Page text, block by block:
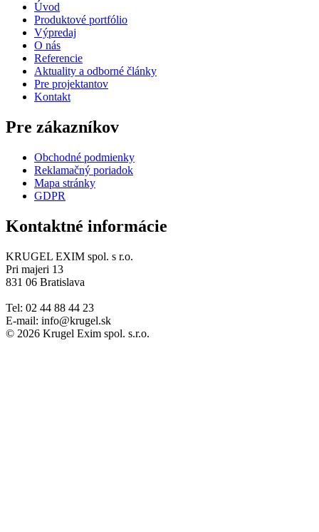
Úvod
Produktové portfólio
Výpredaj
O nás
Referencie
Aktuality a odborné články
Pre projektantov
Kontakt
Pre zákazníkov
Obchodné podmienky
Reklamačný poriadok
Mapa stránky
GDPR
Kontaktné informácie
KRUGEL EXIM spol. s r.o.
Pri majeri 13
831 06 Bratislava
Tel: 02 44 88 44 23
E-mail: info@krugel.sk
© 2026 Krugel Exim spol. s.r.o.